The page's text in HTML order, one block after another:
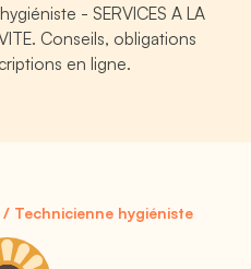
- SERVICES A LA
Conseils, obligations
en ligne.
Technicienne hygiéniste